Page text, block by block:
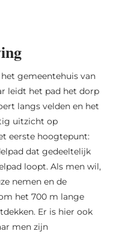
gemeentehuis van
leidt het pad het dorp
langs velden en het
uitzicht op
eerste hoogtepunt:
dat gedeeltelijk
loopt. Als men wil,
nemen en de
het 700 m lange
Er is hier ook
men zijn